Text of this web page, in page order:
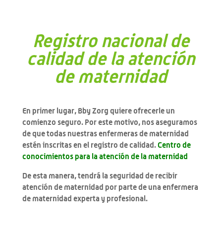
Registro nacional de
calidad de la atención
de maternidad
En primer lugar, Bby Zorg quiere ofrecerle un
comienzo seguro. Por este motivo, nos aseguramos
de que todas nuestras enfermeras de maternidad
estén inscritas en el registro de calidad.Centro de
conocimientos para la atención de la maternidad
De esta manera, tendrá la seguridad de recibir
atención de maternidad por parte de una enfermera
de maternidad experta y profesional.